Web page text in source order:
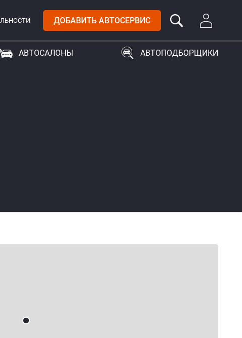
ДОБАВИТЬ АВТОСЕРВИС
АВТОСАЛОНЫ АВТОПОДБОРЩИКИ